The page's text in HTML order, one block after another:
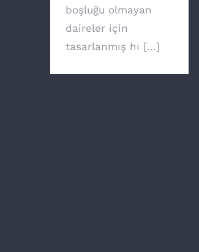
boşluğu olmayan
daireler için
tasarlanmış hı [...]